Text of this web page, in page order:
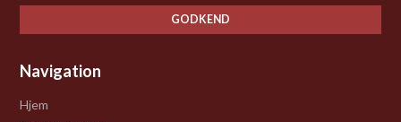
GODKEND
Navigation
Hjem